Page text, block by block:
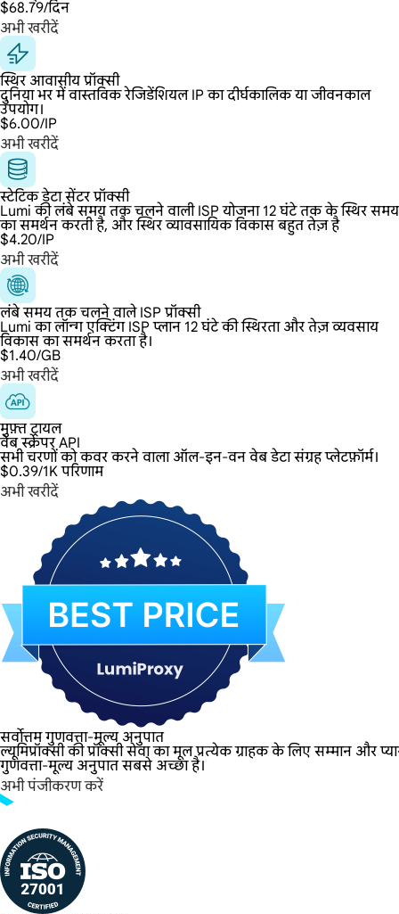
$68.79/दिन
अभी खरीदें
स्थिर आवासीय प्रॉक्सी
दुनिया भर में वास्तविक रेजिडेंशियल IP का दीर्घकालिक या जीवनकाल
उपयोग।
$6.00/IP
अभी खरीदें
स्टेटिक डेटा सेंटर प्रॉक्सी
Lumi की लंबे समय तक चलने वाली ISP योजना 12 घंटे तक के स्थिर समय
का समर्थन करती है, और स्थिर व्यावसायिक विकास बहुत तेज़ है
$4.20/IP
अभी खरीदें
लंबे समय तक चलने वाले ISP प्रॉक्सी
Lumi का लॉन्ग एक्टिंग ISP प्लान 12 घंटे की स्थिरता और तेज़ व्यवसाय
विकास का समर्थन करता है।
$1.40/GB
अभी खरीदें
मुफ़्त ट्रायल
वेब स्क्रेपर API
सभी चरणों को कवर करने वाला ऑल-इन-वन वेब डेटा संग्रह प्लेटफ़ॉर्म।
$0.39/1K परिणाम
अभी खरीदें
सर्वोत्तम गुणवत्ता-मूल्य अनुपात
ल्यूमिप्रॉक्सी की प्रॉक्सी सेवा का मूल प्रत्येक ग्राहक के लिए सम्मान और
गुणवत्ता-मूल्य अनुपात सबसे अच्छा है।
अभी पंजीकरण करें